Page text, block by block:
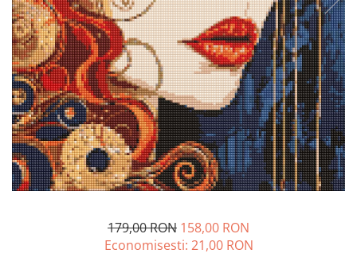
179,00 RON 158,00 RON
Economisesti: 21,00 RON